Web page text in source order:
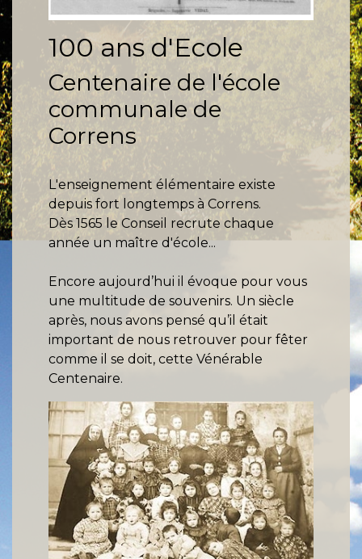
100 ans d'Ecole
Centenaire de l'école
communale de
Correns
L'enseignement élémentaire existe
depuis fort longtemps à Correns.
Dès 1565 le Conseil recrute chaque
année un maître d'école...
Encore aujourd’hui il évoque pour vous
une multitude de souvenirs. Un siècle
après, nous avons pensé qu’il était
important de nous retrouver pour fêter
comme il se doit, cette Vénérable
Centenaire.